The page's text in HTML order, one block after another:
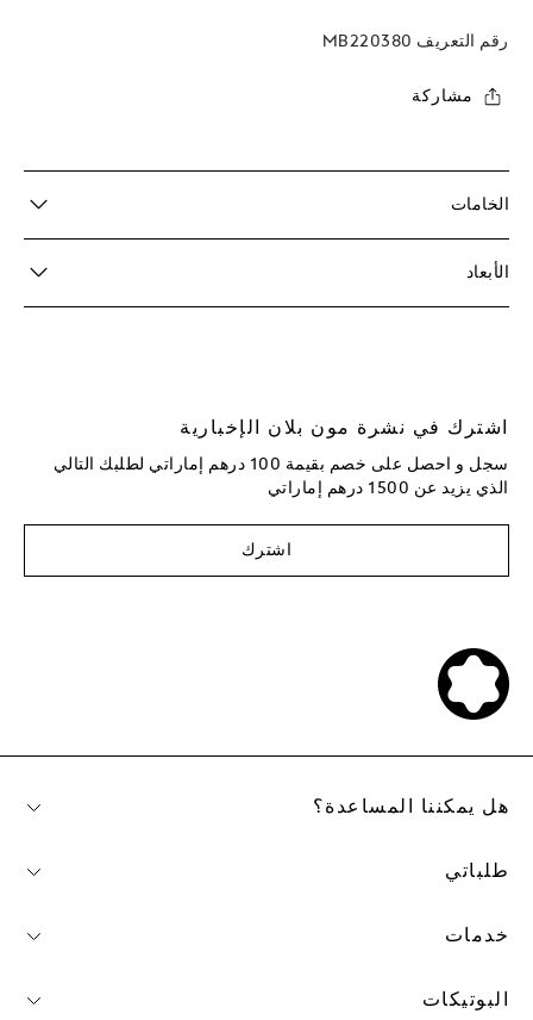
رقم التعريف MB220380
مشاركة
الخامات
الأبعاد
اشترك في نشرة مون بلان الإخبارية
سجل و احصل على خصم بقيمة 100 درهم إماراتي لطلبك التالي
الذي يزيد عن 1500 درهم إماراتي
اشترك
هل يمكننا المساعدة؟
طلباتي
خدمات
البوتيكات